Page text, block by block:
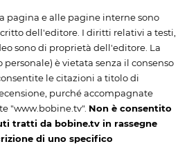
pagina e alle pagine interne sono
dell'editore. I diritti relativi a testi,
sono di proprietà dell'editore. La
è vietata senza il consenso
le citazioni a titolo di
purché accompagnate
"www.bobine.tv". Non è consentito
tratti da bobine.tv in rassegne
di uno specifico